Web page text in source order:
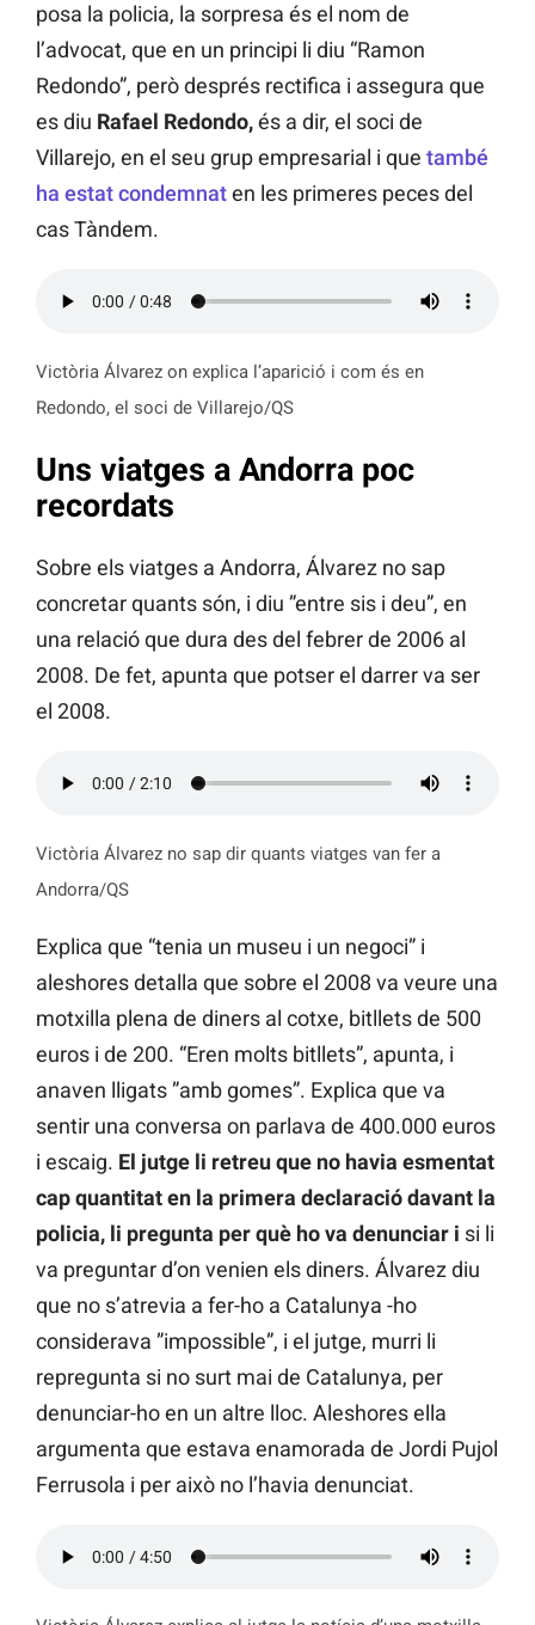
posa la policia, la sorpresa és el nom de
l’advocat, que en un principi li diu “Ramon
Redondo”, però després rectifica i assegura que
es diu Rafael Redondo,és a dir, el soci de
Villarejo, en el seu grup empresarial i que també
ha estat condemnaten les primeres peces del
cas Tàndem.
Victòria Álvarez on explica l’aparició i com és en
Redondo, el soci de Villarejo/QS
Uns viatges a Andorra poc
recordats
Sobre els viatges a Andorra, Álvarez no sap
concretar quants són, i diu ”entre sis i deu”, en
una relació que dura des del febrer de 2006 al
2008. De fet, apunta que potser el darrer va ser
el 2008.
Victòria Álvarez no sap dir quants viatges van fer a
Andorra/QS
Explica que “tenia un museu i un negoci” i
aleshores detalla que sobre el 2008 va veure una
motxilla plena de diners al cotxe, bitllets de 500
euros i de 200. “Eren molts bitllets”, apunta, i
anaven lligats ”amb gomes”. Explica que va
sentir una conversa on parlava de 400.000 euros
i escaig. El jutge li retreu que no havia esmentat
cap quantitat en la primera declaració davant la
policia, li pregunta per què ho va denunciar i si li
va preguntar d’on venien els diners. Álvarez diu
que no s’atrevia a fer-ho a Catalunya -ho
considerava ”impossible”, i el jutge, murri li
repregunta si no surt mai de Catalunya, per
denunciar-ho en un altre lloc. Aleshores ella
argumenta que estava enamorada de Jordi Pujol
Ferrusola i per això no l’havia denunciat.